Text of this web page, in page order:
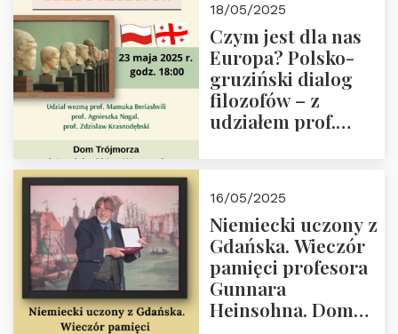
społeczny, członek
Kapituły Nagrody
im. Prezydenta
Lecha
Kaczyńskiego.
Wielki autorytet.
18/05/2025
Czym jest dla nas
Europa? Polsko-
gruziński dialog
filozofów – z
udziałem prof.
Dom Trójmorza 23
maja 2025 r. godz.
18:00.
16/05/2025
Niemiecki uczony z
Gdańska. Wieczór
pamięci profesora
Gunnara
Heinsohna. Dom